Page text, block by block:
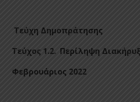
Τεύχη Δημοπράτησης
Τεύχος 1.2. Περίληψη
Φεβρουάριος 2022